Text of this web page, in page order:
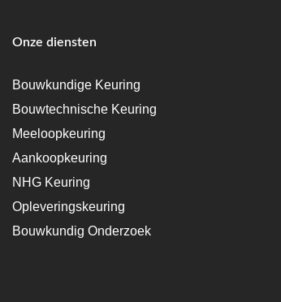
Onze diensten
Bouwkundige Keuring
Bouwtechnische Keuring
Meeloopkeuring
Aankoopkeuring
NHG Keuring
Opleveringskeuring
Bouwkundig Onderzoek